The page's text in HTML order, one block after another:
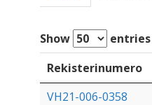
Show entries
Rekisterinumero
VH21-006-0358